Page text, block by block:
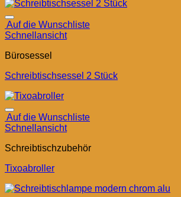
Auf die Wunschliste
Schnellansicht
Bürosessel
Schreibtischsessel 2 Stück
Auf die Wunschliste
Schnellansicht
Schreibtischzubehör
Tixoabroller